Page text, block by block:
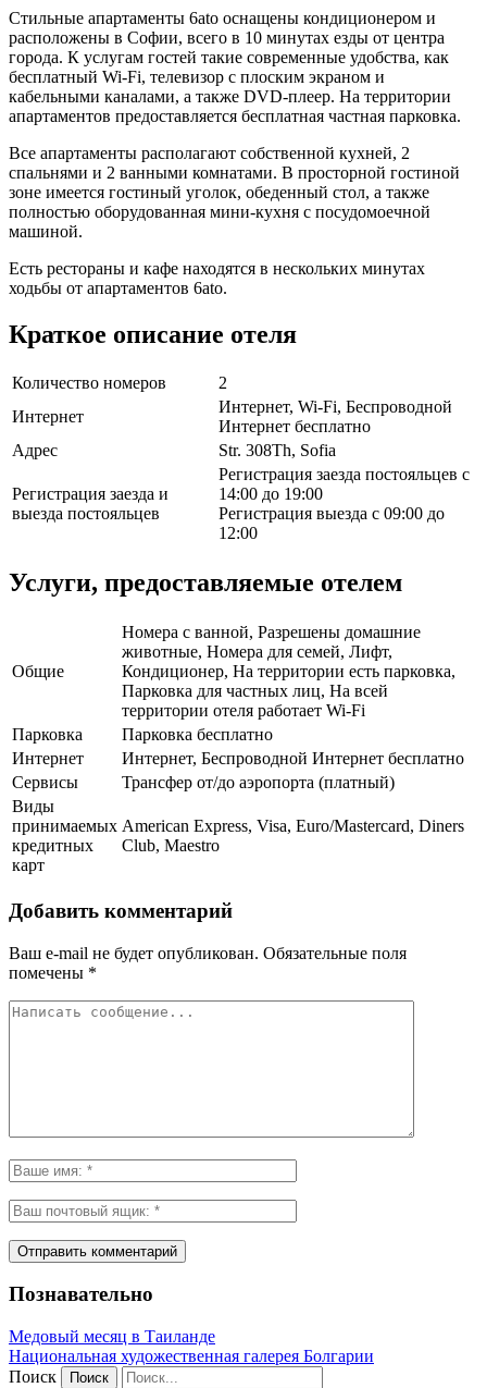
Стильные апартаменты 6ato оснащены кондиционером и
расположены в Софии, всего в 10 минутах езды от центра
города. К услугам гостей такие современные удобства, как
бесплатный Wi-Fi, телевизор с плоским экраном и
кабельными каналами, а также DVD-плеер. На территории
апартаментов предоставляется бесплатная частная парковка.
Все апартаменты располагают собственной кухней, 2
спальнями и 2 ванными комнатами. В просторной гостиной
зоне имеется гостиный уголок, обеденный стол, а также
полностью оборудованная мини-кухня с посудомоечной
машиной.
Есть рестораны и кафе находятся в нескольких минутах
ходьбы от апартаментов 6ato.
Краткое описание отеля
Количество номеров
2
Интернет
Интернет, Wi-Fi, Беспроводной
Интернет бесплатно
Адрес
Str. 308Th, Sofia
Регистрация заезда и
выезда постояльцев
Регистрация заезда постояльцев с
14:00 до 19:00
Регистрация выезда с 09:00 до
12:00
Услуги, предоставляемые отелем
Общие
Номера с ванной, Разрешены домашние
животные, Номера для семей, Лифт,
Кондиционер, На территории есть парковка,
Парковка для частных лиц, На всей
территории отеля работает Wi-Fi
Парковка
Парковка бесплатно
Интернет
Интернет, Беспроводной Интернет бесплатно
Сервисы
Трансфер от/до аэропорта (платный)
Виды
принимаемых
кредитных
карт
American Express, Visa, Euro/Mastercard, Diners
Club, Maestro
Добавить комментарий
Ваш e-mail не будет опубликован. Обязательные поля
помечены *
Познавательно
Медовый месяц в Таиланде
Национальная художественная галерея Болгарии
Поиск